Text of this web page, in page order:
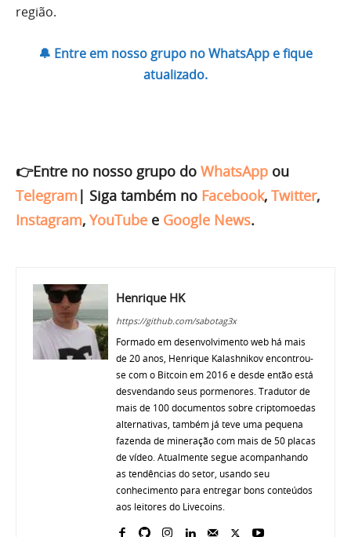
região.
🔔 Entre em nosso grupo no WhatsApp e fique
atualizado.
👉Entre no nosso grupo do WhatsApp ou
Telegram | Siga também no Facebook, Twitter,
Instagram, YouTube e Google News.
Henrique HK
https://github.com/sabotag3x
Formado em desenvolvimento web há mais
de 20 anos, Henrique Kalashnikov encontrou-
se com o Bitcoin em 2016 e desde então está
desvendando seus pormenores. Tradutor de
mais de 100 documentos sobre criptomoedas
alternativas, também já teve uma pequena
fazenda de mineração com mais de 50 placas
de vídeo. Atualmente segue acompanhando
as tendências do setor, usando seu
conhecimento para entregar bons conteúdos
aos leitores do Livecoins.